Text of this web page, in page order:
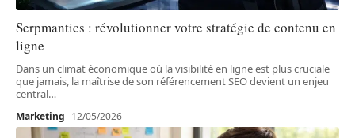
Serpmantics : révolutionner votre stratégie de contenu en
ligne
Dans un climat économique où la visibilité en ligne est plus cruciale
que jamais, la maîtrise de son référencement SEO devient un enjeu
central…
Marketing 12/05/2026